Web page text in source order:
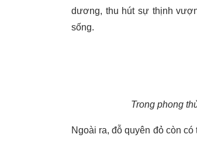
dương, thu hút sự thịnh
sống.
Trong phong
Ngoài ra, đỗ quyên đỏ còn